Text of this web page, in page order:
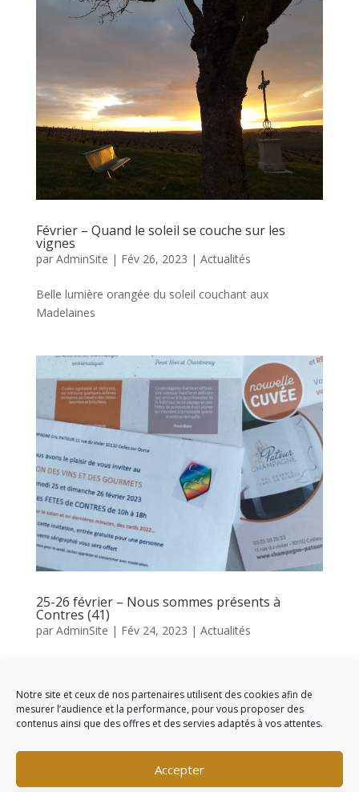
Notre site et ceux de nos partenaires utilisent des cookies afin de
mesurer l’audience et la performance, pour vous proposer des
contenus ainsi que des offres et des servies adaptés à vos attentes.
Accepter
Février – Quand le soleil se couche sur les
vignes
par AdminSite | Fév 26, 2023 | Actualités
Belle lumière orangée du soleil couchant aux
Madelaines
25-26 février – Nous sommes présents à
Contres (41)
par AdminSite | Fév 24, 2023 | Actualités
Commentaires récents